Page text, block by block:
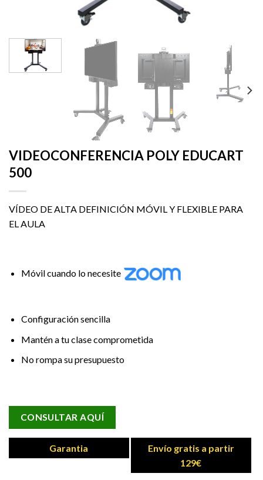
VIDEOCONFERENCIA POLY EDUCART
500
VÍDEO DE ALTA DEFINICIÓN MÓVIL Y FLEXIBLE PARA
EL AULA
Móvil cuando lo necesite
Configuración sencilla
Mantén a tu clase comprometida
No rompa su presupuesto
CONSULTAR AQUÍ
Garantia
Envío gratis a partir
129€